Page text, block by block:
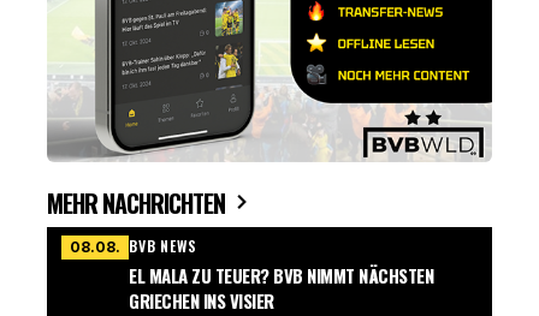
MEHR NACHRICHTEN
08.08. BVB NEWS
EL MALA ZU TEUER? BVB NIMMT NÄCHSTEN
GRIECHEN INS VISIER